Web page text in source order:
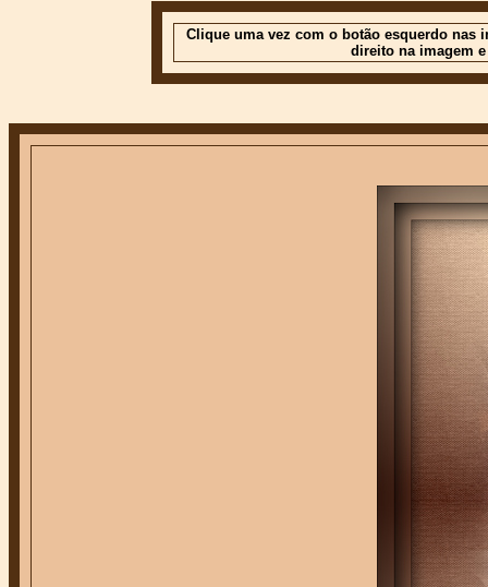
Clique uma vez com o botão esquerdo nas
direito na imagem